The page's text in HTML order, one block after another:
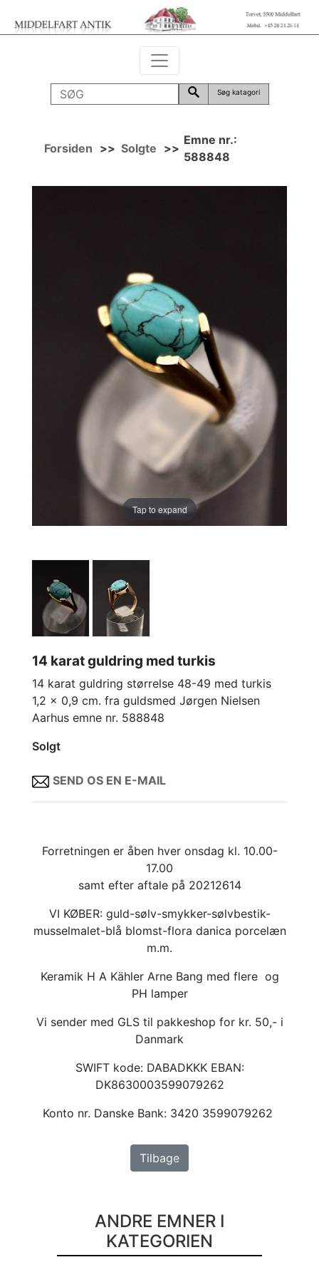
Søg katagori
Forsiden >> Solgte >>
Emne nr.:
588848
Tap to expand
14 karat guldring med turkis
14 karat guldring størrelse 48-49 med turkis
1,2 x 0,9 cm. fra guldsmed Jørgen Nielsen
Aarhus emne nr. 588848
Solgt
SEND OS EN E-MAIL
Forretningen er åben hver onsdag kl. 10.00-
17.00
samt efter aftale på 20212614
VI KØBER: guld-sølv-smykker-sølvbestik-
musselmalet-blå blomst-flora danica porcelæn
m.m.
Keramik H A Kähler Arne Bang med flere og
PH lamper
Vi sender med GLS til pakkeshop for kr. 50,- i
Danmark
SWIFT kode: DABADKKK EBAN:
DK8630003599079262
Konto nr. Danske Bank: 3420 3599079262
Tilbage
ANDRE EMNER I
KATEGORIEN